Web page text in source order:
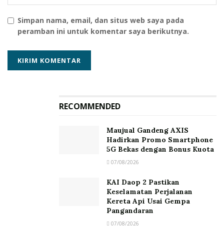
Simpan nama, email, dan situs web saya pada
peramban ini untuk komentar saya berikutnya.
RECOMMENDED
Maujual Gandeng AXIS
Hadirkan Promo Smartphone
5G Bekas dengan Bonus Kuota
07/08/2026
KAI Daop 2 Pastikan
Keselamatan Perjalanan
Kereta Api Usai Gempa
Pangandaran
07/08/2026